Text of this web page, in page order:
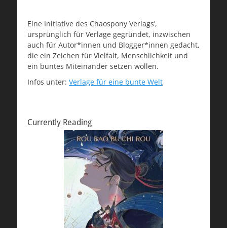
Eine Initiative des Chaospony Verlags’,
ursprünglich für Verlage gegründet, inzwischen
auch für Autor*innen und Blogger*innen gedacht,
die ein Zeichen für Vielfalt, Menschlichkeit und
ein buntes Miteinander setzen wollen.
Infos unter: Verlage für eine bunte Welt
Currently Reading